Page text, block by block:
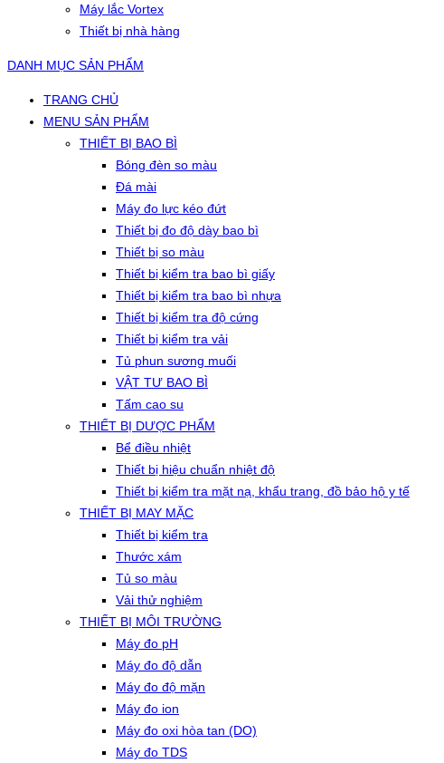
Máy lắc Vortex
Thiết bị nhà hàng
DANH MỤC SẢN PHẨM
TRANG CHỦ
MENU SẢN PHẨM
THIẾT BỊ BAO BÌ
Bóng đèn so màu
Đá mài
Máy đo lực kéo đứt
Thiết bị đo độ dày bao bì
Thiết bị so màu
Thiết bị kiểm tra bao bì giấy
Thiết bị kiểm tra bao bì nhựa
Thiết bị kiểm tra độ cứng
Thiết bị kiểm tra vải
Tủ phun sương muối
VẬT TƯ BAO BÌ
Tấm cao su
THIẾT BỊ DƯỢC PHẨM
Bể điều nhiệt
Thiết bị hiệu chuẩn nhiệt độ
Thiết bị kiểm tra mặt nạ, khẩu trang, đồ bảo hộ y tế
THIẾT BỊ MAY MẶC
Thiết bị kiểm tra
Thước xám
Tủ so màu
Vải thử nghiệm
THIẾT BỊ MÔI TRƯỜNG
Máy đo pH
Máy đo độ dẫn
Máy đo độ mặn
Máy đo ion
Máy đo oxi hòa tan (DO)
Máy đo TDS